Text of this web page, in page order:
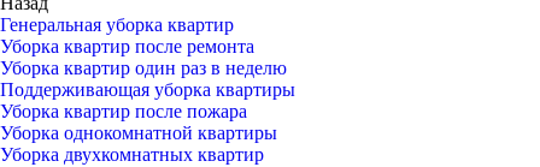
Генеральная уборка квартир
Уборка квартир после ремонта
Уборка квартир один раз в неделю
Поддерживающая уборка квартиры
Уборка квартир после пожара
Уборка однокомнатной квартиры
Уборка двухкомнатных квартир